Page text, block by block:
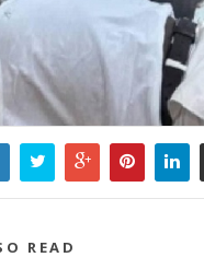
READ